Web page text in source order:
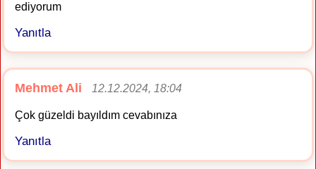
ediyorum
Yanıtla
Mehmet Ali 12.12.2024, 18:04
Çok güzeldi bayıldım cevabınıza
Yanıtla